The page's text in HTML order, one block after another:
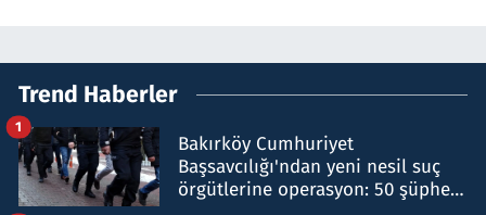
Trend Haberler
Bakırköy Cumhuriyet
Başsavcılığı'ndan yeni nesil suç
örgütlerine operasyon: 50 şüpheli
1